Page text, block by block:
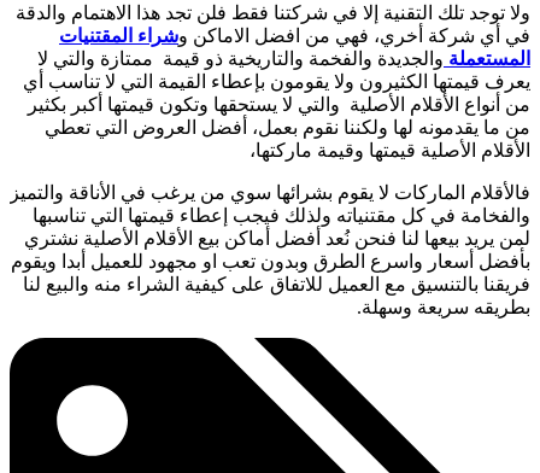
ولا توجد تلك التقنية إلا في شركتنا فقط فلن تجد هذا الاهتمام والدقة
في أي شركة أخري، فهي من افضل الاماكن وشراء المقتنيات
المستعملة والجديدة والفخمة والتاريخية ذو قيمة ممتازة والتي لا
يعرف قيمتها الكثيرون ولا يقومون بإعطاء القيمة التي لا تناسب أي
من أنواع الأقلام الأصلية والتي لا يستحقها وتكون قيمتها أكبر بكثير
من ما يقدمونه لها ولكننا نقوم بعمل، أفضل العروض التي تعطي
الأقلام الأصلية قيمتها وقيمة ماركتها،
فالأقلام الماركات لا يقوم بشرائها سوي من يرغب في الأناقة والتميز
والفخامة في كل مقتنياته ولذلك فيجب إعطاء قيمتها التي تناسبها
لمن يريد بيعها لنا فنحن نُعد أفضل أماكن بيع الأقلام الأصلية نشتري
بأفضل أسعار واسرع الطرق وبدون تعب او مجهود للعميل أبدا ويقوم
فريقنا بالتنسيق مع العميل للاتفاق على كيفية الشراء منه والبيع لنا
بطريقه سريعة وسهلة.